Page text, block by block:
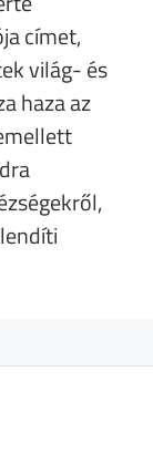
címet,
világ- és
haza az